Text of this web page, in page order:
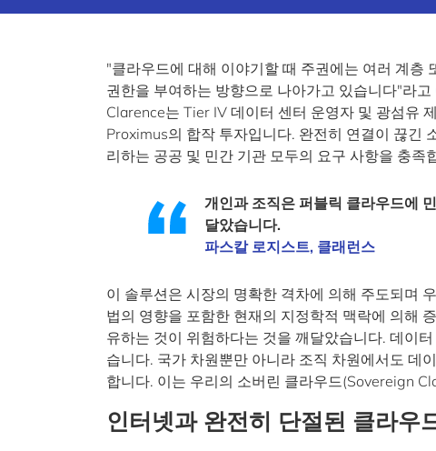
"클라우드에 대해 이야기할 때 주권에는 여러 계층
권한을 부여하는 방향으로 나아가고 있습니다"라고
Clarence는 Tier IV 데이터 센터 운영자 및 광섬유
Proximus의 합작 투자입니다. 완전히 연결이 끊긴
리하는 공공 및 민간 기관 모두의 요구 사항을 충족
개인과 조직은 퍼블릭 클라우드에
달았습니다.
파스칼 로지스트, 클래런스
이 솔루션은 시장의 명확한 격차에 의해 주도되며
법의 영향을 포함한 현재의 지정학적 맥락에 의해
유하는 것이 위험하다는 것을 깨달았습니다. 데이
습니다. 국가 차원뿐만 아니라 조직 차원에서도 데
합니다. 이는 우리의 소버린 클라우드(Sovereign
인터넷과 완전히 단절된 클라우